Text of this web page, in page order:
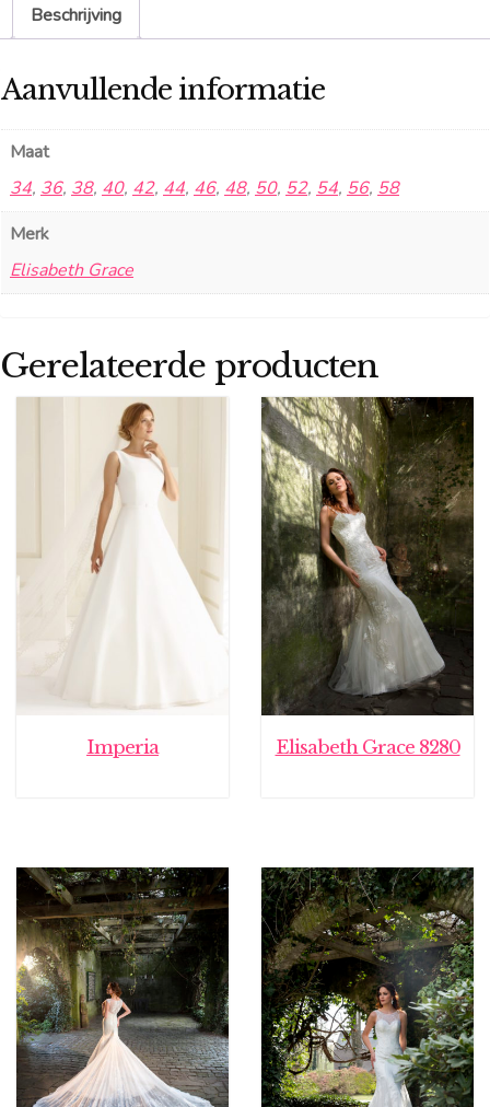
Beschrijving
Aanvullende informatie
Maat
34, 36, 38, 40, 42, 44, 46, 48, 50, 52, 54, 56, 58
Merk
Elisabeth Grace
Gerelateerde producten
Imperia Elisabeth Grace 8280